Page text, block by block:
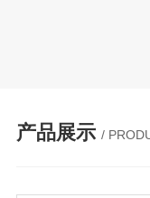
产品展示 /